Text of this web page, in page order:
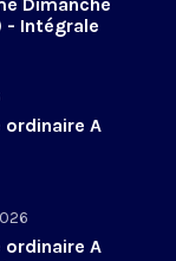
- Intégrale
ordinaire A
ordinaire A